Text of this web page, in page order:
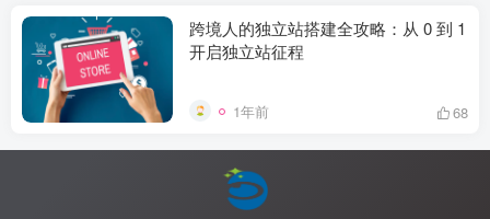
跨境人的独立站搭建全攻略：从 0 到 1
开启独立站征程
1年前 68